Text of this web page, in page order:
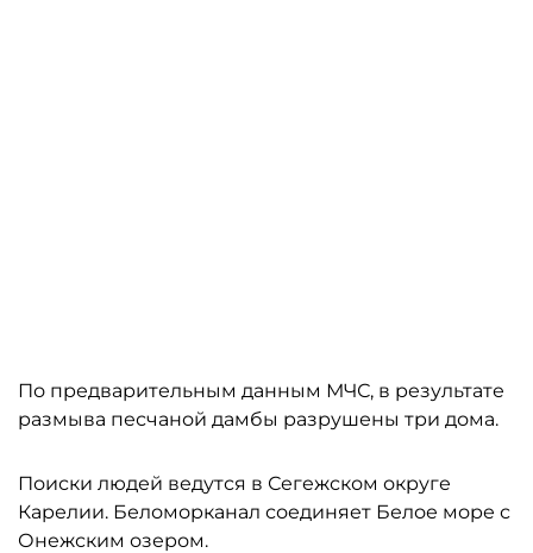
По предварительным данным МЧС, в результате
размыва песчаной дамбы разрушены три дома.
Поиски людей ведутся в Сегежском округе
Карелии. Беломорканал соединяет Белое море с
Онежским озером.